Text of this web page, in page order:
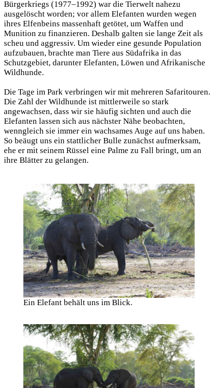
Bürgerkriegs (1977–1992) war die Tierwelt nahezu
ausgelöscht worden; vor allem Elefanten wurden wegen
ihres Elfenbeins massenhaft getötet, um Waffen und
Munition zu finanzieren. Deshalb galten sie lange Zeit als
scheu und aggressiv. Um wieder eine gesunde Population
aufzubauen, brachte man Tiere aus Südafrika in das
Schutzgebiet, darunter Elefanten, Löwen und Afrikanische
Wildhunde.
Die Tage im Park verbringen wir mit mehreren Safaritouren.
Die Zahl der Wildhunde ist mittlerweile so stark
angewachsen, dass wir sie häufig sichten und auch die
Elefanten lassen sich aus nächster Nähe beobachten,
wenngleich sie immer ein wachsames Auge auf uns haben.
So beäugt uns ein stattlicher Bulle zunächst aufmerksam,
ehe er mit seinem Rüssel eine Palme zu Fall bringt, um an
ihre Blätter zu gelangen.
Ein Elefant behält uns im Blick.